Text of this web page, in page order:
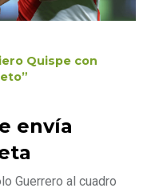
Quispe con
envía
Guerrero al cuadro